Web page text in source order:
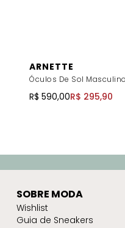
ARNETTE
Óculos De Sol
R$ 590,00R$ 295,90
SOBRE MODA
Wishlist
Guia de Sneakers